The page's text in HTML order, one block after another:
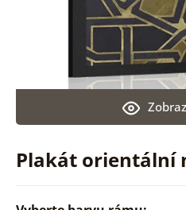
Plakát orientální